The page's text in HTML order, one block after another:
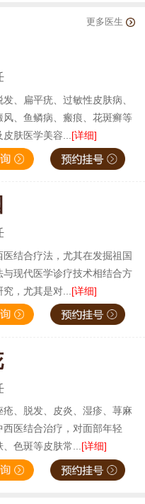
更多医生
、扁平疣、过敏性皮肤病、
风、鱼鳞病、瘢痕、花斑癣等
肤医学美容... [详细]
医结合疗法，尤其在发掘祖国
与现代医学诊疗技术相结合方
，尤其是对... [详细]
疮、脱发、皮炎、湿疹、荨麻
西医结合治疗，对面部年轻
、色斑等皮肤常...[详细]